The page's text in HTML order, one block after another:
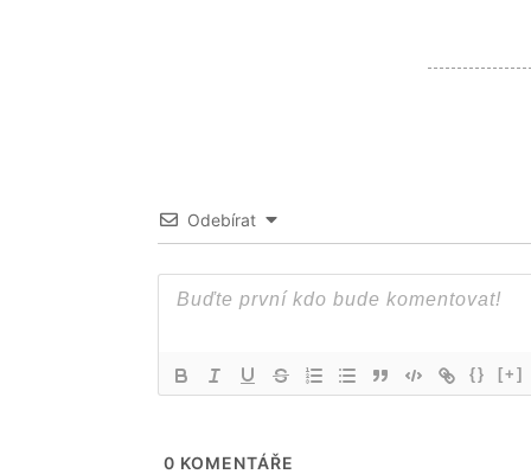
Odebírat
{} [+]
0 KOMENTÁŘE